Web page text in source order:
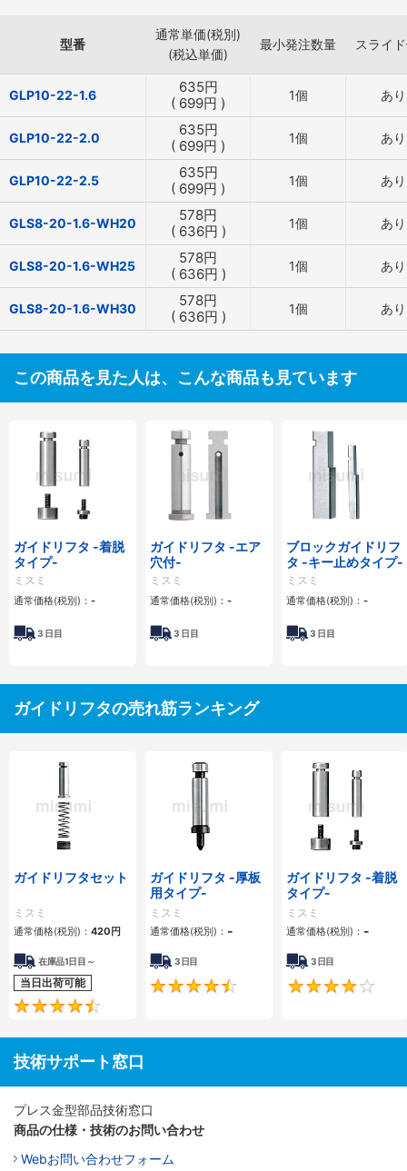
型番
通常単価(税別)
(税込単価)
最小発注数量 スライ
GLP10-22-1.6 635円
( 699円 ) 1個 あり
GLP10-22-2.0 635円
( 699円 ) 1個 あり
GLP10-22-2.5 635円
( 699円 ) 1個 あり
GLS8-20-1.6-WH20 578円
( 636円 ) 1個 あり
GLS8-20-1.6-WH25 578円
( 636円 ) 1個 あり
GLS8-20-1.6-WH30 578円
( 636円 ) 1個 あり
この商品を見た人は、こんな商品も見ています
ガイドリフタ -着脱
タイプ-
ミスミ
通常価格(税別)： -
3 日目
ガイドリフタ -エア
穴付-
ミスミ
通常価格(税別)： -
3 日目
ブロックガイドリフ
タ -キー止めタイプ-
ミスミ
通常価格(税別)： -
3 日目
ガイドリフタの売れ筋ランキング
ガイドリフタセット
ミスミ
通常価格(税別)： 420 円
在庫品1日目～
当日出荷可能
ガイドリフタ -厚板
用タイプ-
ミスミ
通常価格(税別)： -
3日目
4.5
ガイドリフタ -着脱
タイプ-
ミスミ
通常価格(税別)： -
3日目
技術サポート窓口
プレス金型部品技術窓口
商品の仕様・技術のお問い合わせ
Webお問い合わせフォーム